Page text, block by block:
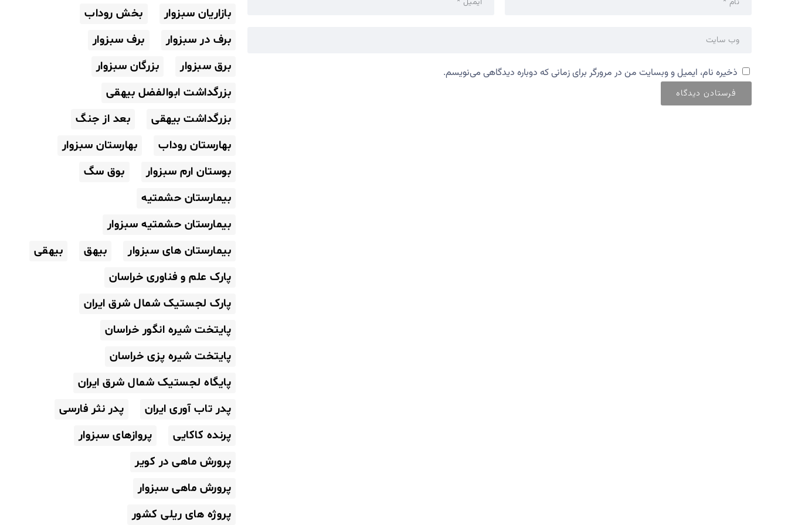
ذخیره نام، ایمیل و وبسایت من در مرورگر برای زمانی که دوباره دیدگاهی می‌نویسم.
بازاریان سبزوار
بخش روداب
برف در سبزوار
برف سبزوار
برق سبزوار
بزرگان سبزوار
بزرگداشت ابوالفضل بیهقی
بزرگداشت بیهقی
بعد از جنگ
بهارستان روداب
بهارستان سبزوار
بوستان ارم سبزوار
بوق سگ
بیمارستان حشمتیه
بیمارستان حشمتیه سبزوار
بیمارستان های سبزوار
بیهق
بیهقی
پارک علم و فناوری خراسان
پارک لجستیک شمال شرق ایران
پایتخت شیره انگور خراسان
پایتخت شیره پزی خراسان
پایگاه لجستیک شمال شرق ایران
پدر تاب آوری ایران
پدر نثر فارسی
پرنده کاکایی
پروازهای سبزوار
پرورش ماهی در کویر
پرورش ماهی سبزوار
پروژه های ریلی کشور